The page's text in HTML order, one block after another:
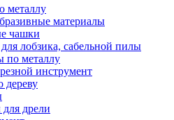
металлу
материалы
чашки
лобзика, сабельной пилы
по металлу
инструмент
дереву
дрели